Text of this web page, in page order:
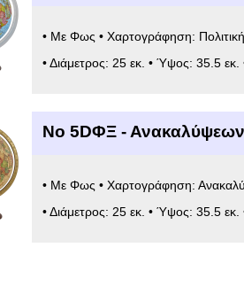
• Με Φως • Χαρτογράφηση:
• Διάμετρος: 25 εκ. • Ύψος: 35.5
Νο 5DΦΞ - Ανακαλύψεων
• Με Φως • Χαρτογράφηση:
• Διάμετρος: 25 εκ. • Ύψος: 35.5